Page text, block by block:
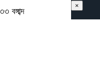
বঙ্গাব্দ
×